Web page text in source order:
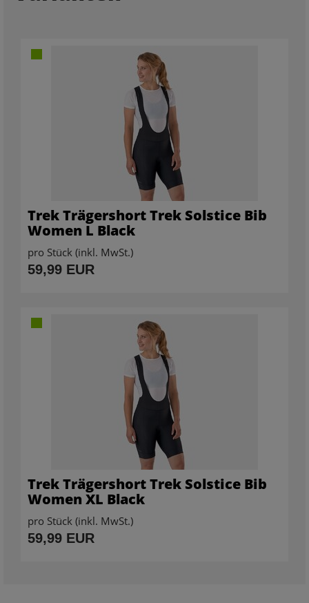
Trek Trägershort Trek Solstice Bib
Women L Black
pro Stück (inkl. MwSt.)
59,99 EUR
Trek Trägershort Trek Solstice Bib
Women XL Black
pro Stück (inkl. MwSt.)
59,99 EUR